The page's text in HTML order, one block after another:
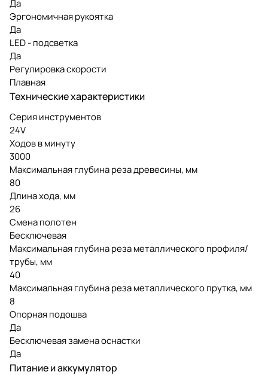
Да
Эргономичная рукоятка
Да
LED - подсветка
Да
Регулировка скорости
Плавная
Технические характеристики
Серия инструментов
24V
Ходов в минуту
3000
Максимальная глубина реза древесины, мм
80
Длина хода, мм
26
Смена полотен
Бесключевая
Максимальная глубина реза металлического профиля/
трубы, мм
40
Максимальная глубина реза металлического прутка, мм
8
Опорная подошва
Да
Бесключевая замена оснастки
Да
Питание и аккумулятор